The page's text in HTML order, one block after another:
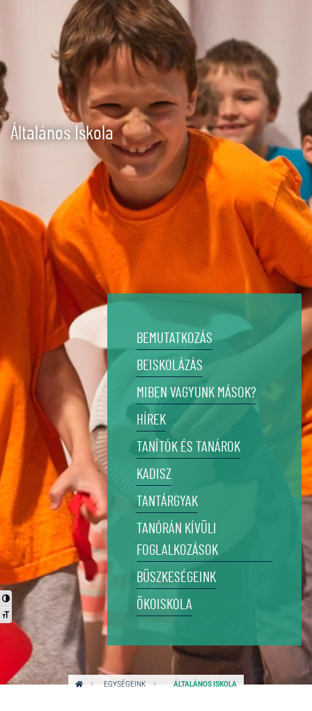
Ugrás
a
tartalomra
Nagy kontraszt váltása
Betűméret váltása
Általános Iskola
BEMUTATKOZÁS
BEISKOLÁZÁS
MIBEN VAGYUNK MÁSOK?
HÍREK
TANÍTÓK ÉS TANÁROK
KADISZ
TANTÁRGYAK
TANÓRÁN KÍVÜLI
FOGLALKOZÁSOK
BÜSZKESÉGEINK
ÖKOISKOLA
EGYSÉGEINK ÁLTALÁNOS ISKOLA